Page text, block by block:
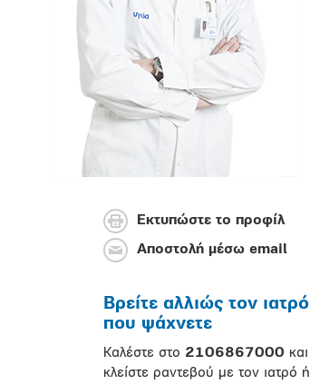
Εκτυπώστε το προφίλ
Αποστολή μέσω email
Βρείτε αλλιώς τον ιατρό
που ψάχνετε
Καλέστε στο 2106867000 και
κλείστε ραντεβού με τον ιατρό ή